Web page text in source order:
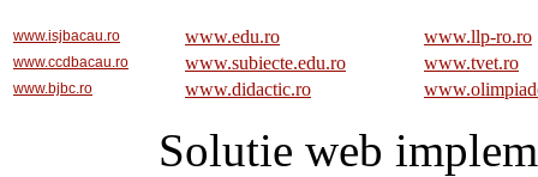
www.isjbacau.ro www.edu.ro www.llp-ro.ro
www.ccdbacau.ro www.subiecte.edu.ro www.tvet.ro
www.bjbc.ro www.didactic.ro
Solutie web